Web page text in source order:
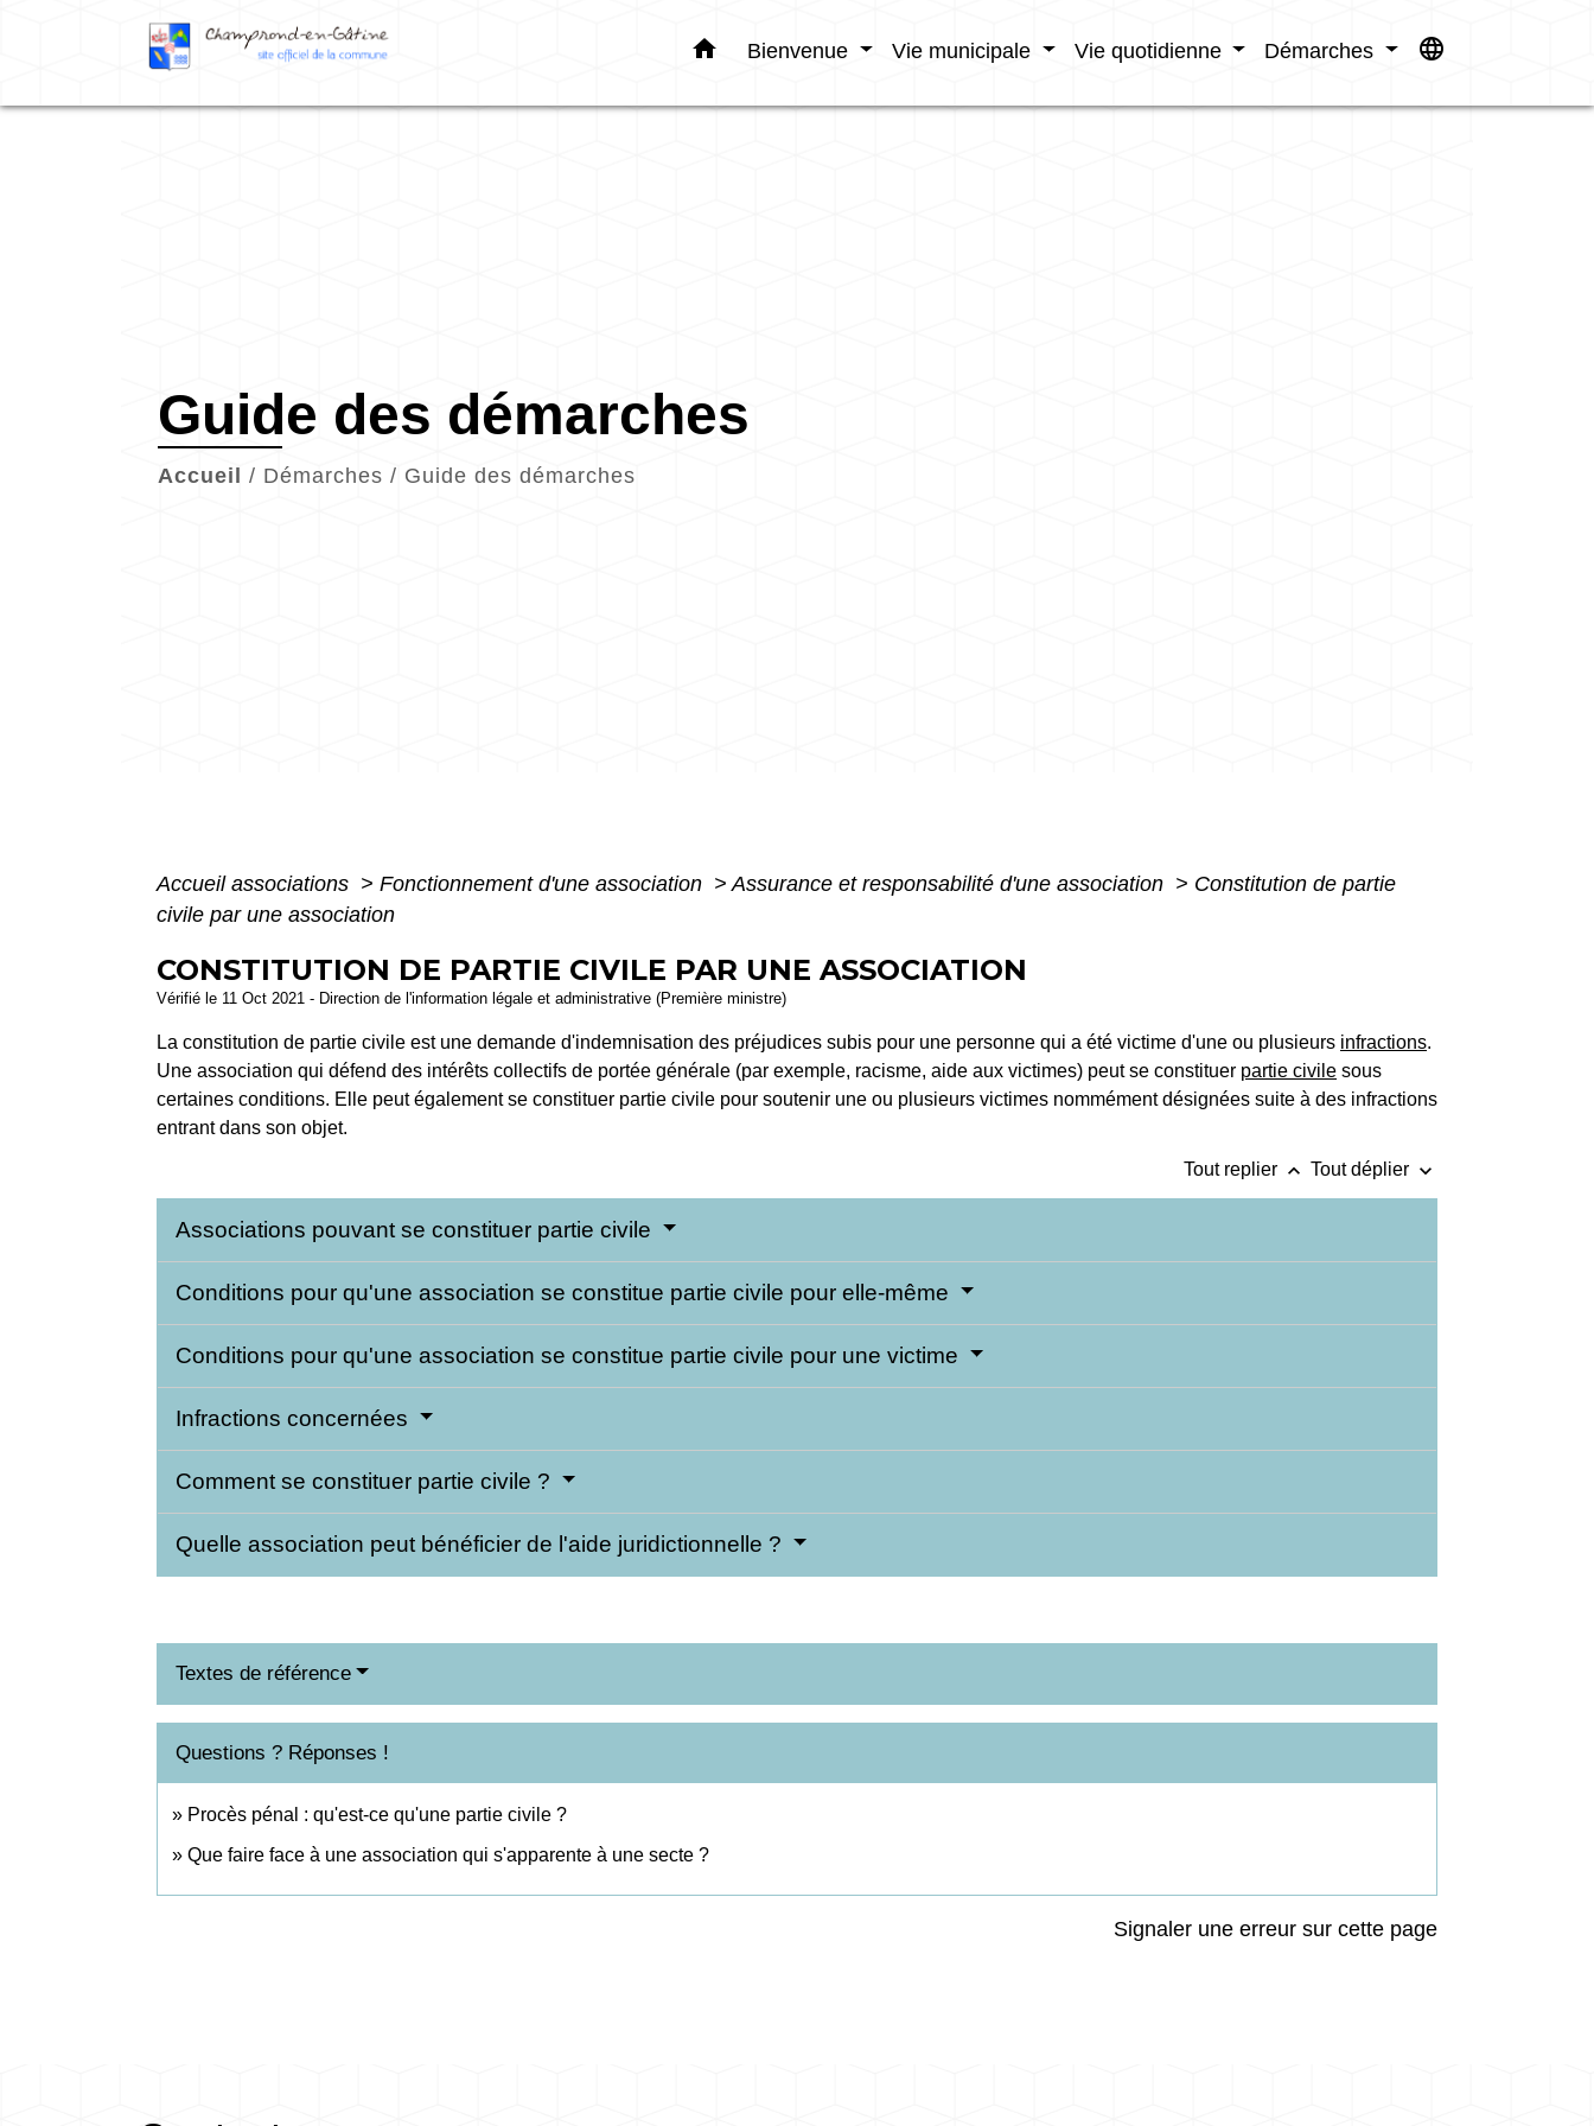
home Bienvenue Vie municipale Vie quotidienne Démarches language
Guide des démarches
Accueil / Démarches / Guide des démarches
Accueil associations > Fonctionnement d'une association > Assurance et responsabilité d'une association > Constitution de partie
civile par une association
CONSTITUTION DE PARTIE CIVILE PAR UNE ASSOCIATION
Vérifié le 11 Oct 2021 - Direction de l'information légale et administrative (Première ministre)
La constitution de partie civile est une demande d'indemnisation des préjudices subis pour une personne qui a été victime d'une ou plusieurs infractions.
Une association qui défend des intérêts collectifs de portée générale (par exemple, racisme, aide aux victimes) peut se constituer partie civile sous
certaines conditions. Elle peut également se constituer partie civile pour soutenir une ou plusieurs victimes nommément désignées suite à des infractions
entrant dans son objet.
Tout replier keyboard_arrow_up Tout déplier keyboard_arrow_down
Associations pouvant se constituer partie civile
Conditions pour qu'une association se constitue partie civile pour elle-même
Conditions pour qu'une association se constitue partie civile pour une victime
Infractions concernées
Comment se constituer partie civile ?
Quelle association peut bénéficier de l'aide juridictionnelle ?
Textes de référence
Questions ? Réponses !
Procès pénal : qu'est-ce qu'une partie civile ?
Que faire face à une association qui s'apparente à une secte ?
Signaler une erreur sur cette page